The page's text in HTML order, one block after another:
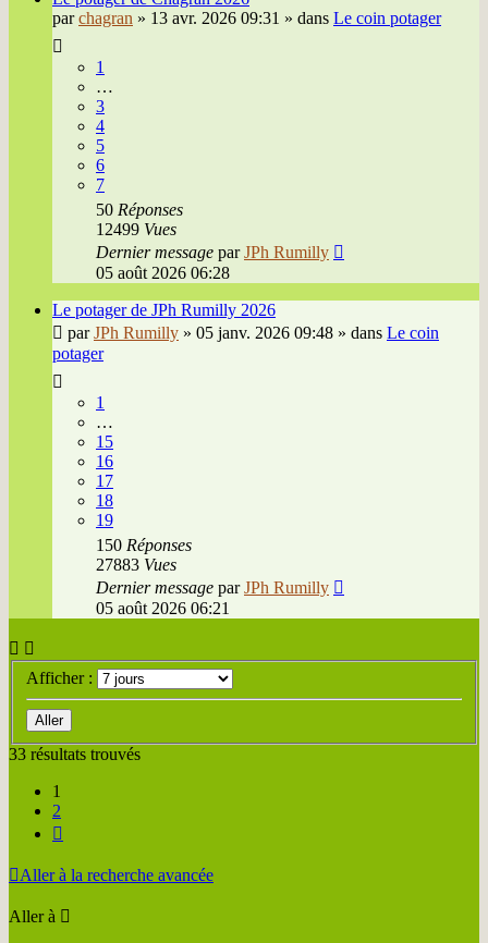
parchagran » 13 avr. 2026 09:31 » dans Le coin potager
1
…
3
4
5
6
7
50 Réponses
12499 Vues
Dernier message parJPh Rumilly
05 août 2026 06:28
Le potager de JPh Rumilly 2026
parJPh Rumilly » 05 janv. 2026 09:48 » dans Le coin
potager
1
…
15
16
17
18
19
150 Réponses
27883 Vues
Dernier message parJPh Rumilly
05 août 2026 06:21
Afficher :
33 résultats trouvés
1
2
Aller à la recherche avancée
Aller à